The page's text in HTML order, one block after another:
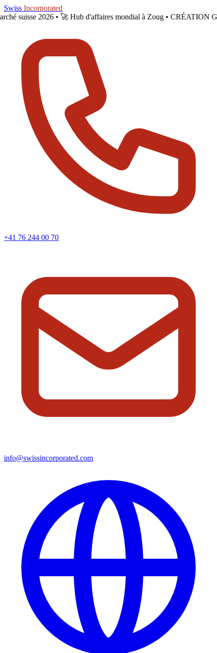
Skip to main content
Swiss Incorporated
marché suisse 2026 • 🚀 Hub d'affaires mondial à Zoug •
+41 76 244 00 70
info@swissincorporated.com